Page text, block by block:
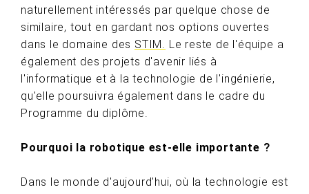
naturellement intéressés par quelque chose de
similaire, tout en gardant nos options ouvertes
dans le domaine des STIM. Le reste de l'équipe a
également des projets d'avenir liés à
l'informatique et à la technologie de l'ingénierie,
qu'elle poursuivra également dans le cadre du
Programme du diplôme.
Pourquoi la robotique est-elle importante ?
Dans le monde d'aujourd'hui, où la technologie est